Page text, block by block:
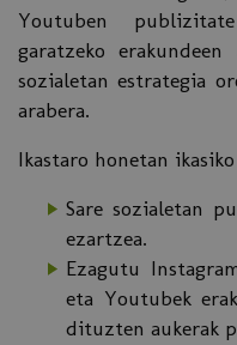
Youtuben
garatzeko
sozialetan estrategia
arabera.
Ikastaro honetan
Sare sozialetan
ezartzea.
Ezagutu
eta Youtubek
dituzten aukerak